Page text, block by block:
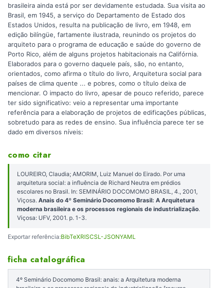
brasileira ainda está por ser devidamente estudada. Sua visita ao
Brasil, em 1945, a serviço do Departamento de Estado dos
Estados Unidos, resulta na publicação de livro, em 1948, em
edição bilíngüe, fartamente ilustrada, reunindo os projetos do
arquiteto para o programa de educação e saúde do governo de
Porto Rico, além de alguns projetos habitacionais na Califórnia.
Elaborados para o governo daquele país, são, no entanto,
orientados, como afirma o título do livro, Arquitetura social para
países de clima quente ... e pobres, como o título deixa de
mencionar. O impacto do livro, apesar de pouco referido, parece
ter sido significativo: veio a representar uma importante
referência para a elaboração de projetos de edificações públicas,
sobretudo para as redes de ensino. Sua influência parece ter se
dado em diversos níveis:
como citar
LOUREIRO, Claudia; AMORIM, Luiz Manuel do Eirado. Por uma
arquitetura social: a influência de Richard Neutra em prédios
escolares no Brasil. In: SEMINÁRIO DOCOMOMO BRASIL, 4., 2001,
Viçosa. Anais do 4º Seminário Docomomo Brasil: A Arquitetura
moderna brasileira e os processos regionais de industrialização.
Viçosa: UFV, 2001. p. 1-3.
Exportar referência:BibTeXRISCSL-JSONYAML
ficha catalográfica
4º Seminário Docomomo Brasil: anais: a Arquitetura moderna